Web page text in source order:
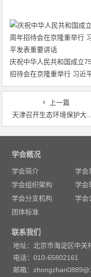
阅兵仪式 习近平发表重要讲
庆祝中华人民共和国成立
招待会在京隆重举行 习近
表重要讲话
上一篇
天津召开生态环境保护大会 算长远账政治账民心账打好污染防治攻坚战
文
学会概况
学会简介 学会
学会组织架构
学会
学会分支机构
学会
团体标准
联系我们
地址：北京市海淀区中关
电话：010-65802161
邮箱：